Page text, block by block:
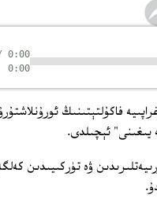
0:00
0:00
فاكۇلتېتىنىڭ
يىغىنى" ئېچىلدى.